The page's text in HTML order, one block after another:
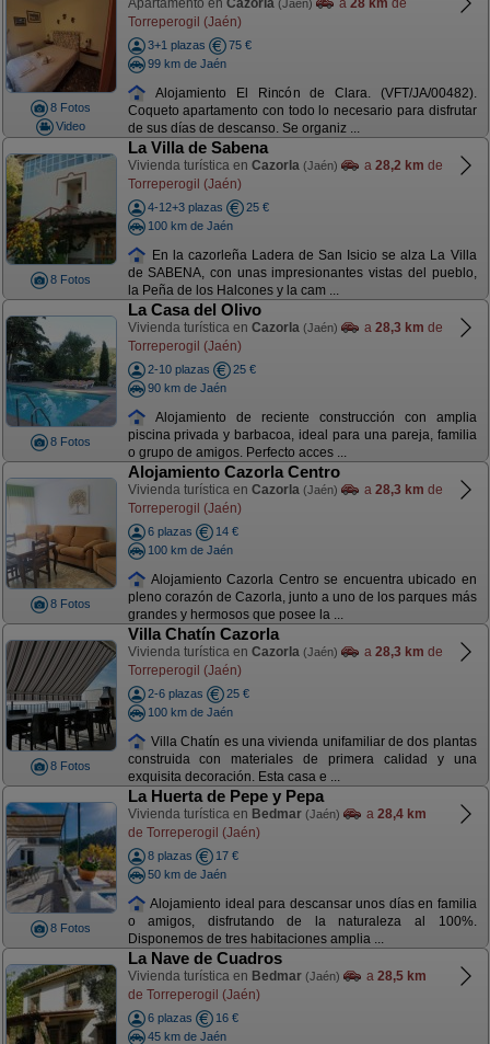
8 Fotos
Video
Apartamento en Cazorla (Jaén) a 28 km de
Torreperogil (Jaén)
3+1 plazas
75 €
99 km de Jaén
Alojamiento El Rincón de Clara. (VFT/JA/00482).
Coqueto apartamento con todo lo necesario para disfrutar
de sus días de descanso. Se organiz ...
8 Fotos
La Villa de Sabena
Vivienda turística en Cazorla (Jaén) a 28,2 km de
Torreperogil (Jaén)
4-12+3 plazas
25 €
100 km de Jaén
En la cazorleña Ladera de San Isicio se alza La Villa
de SABENA, con unas impresionantes vistas del pueblo,
la Peña de los Halcones y la cam ...
8 Fotos
La Casa del Olivo
Vivienda turística en Cazorla (Jaén) a 28,3 km de
Torreperogil (Jaén)
2-10 plazas
25 €
90 km de Jaén
Alojamiento de reciente construcción con amplia
piscina privada y barbacoa, ideal para una pareja, familia
o grupo de amigos. Perfecto acces ...
8 Fotos
Alojamiento Cazorla Centro
Vivienda turística en Cazorla (Jaén) a 28,3 km de
Torreperogil (Jaén)
6 plazas
14 €
100 km de Jaén
Alojamiento Cazorla Centro se encuentra ubicado en
pleno corazón de Cazorla, junto a uno de los parques más
grandes y hermosos que posee la ...
8 Fotos
Villa Chatín Cazorla
Vivienda turística en Cazorla (Jaén) a 28,3 km de
Torreperogil (Jaén)
2-6 plazas
25 €
100 km de Jaén
Villa Chatín es una vivienda unifamiliar de dos plantas
construida con materiales de primera calidad y una
exquisita decoración. Esta casa e ...
8 Fotos
La Huerta de Pepe y Pepa
Vivienda turística en Bedmar (Jaén) a 28,4 km
de Torreperogil (Jaén)
8 plazas
17 €
50 km de Jaén
Alojamiento ideal para descansar unos días en familia
o amigos, disfrutando de la naturaleza al 100%.
Disponemos de tres habitaciones amplia ...
La Nave de Cuadros
Vivienda turística en Bedmar (Jaén) a 28,5 km
de Torreperogil (Jaén)
6 plazas
16 €
45 km de Jaén